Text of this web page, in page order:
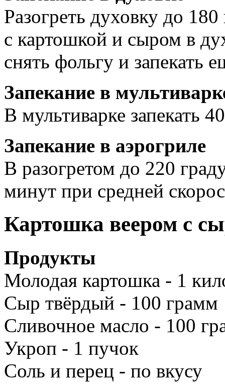
Разогреть духовку до
с картошкой и сыром в
снять фольгу и запекать
Запекание в
В мультиварке запекать
Запекание в аэрогриле
В разогретом до 220
минут при средней
Картошка веером с
Продукты
Молодая картошка - 1
Сыр твёрдый - 100 грамм
Сливочное масло - 100
Укроп - 1 пучок
Соль и перец - по вкусу